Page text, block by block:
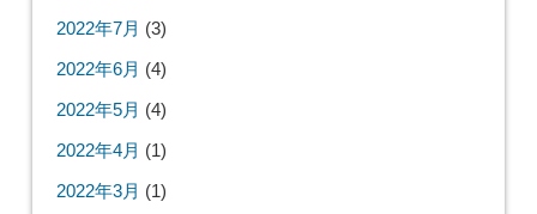
2022年7月 (3)
2022年6月 (4)
2022年5月 (4)
2022年4月 (1)
2022年3月 (1)